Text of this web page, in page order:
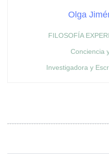
Olga
FILOSOFÍA
Conciencia
Investigadora y